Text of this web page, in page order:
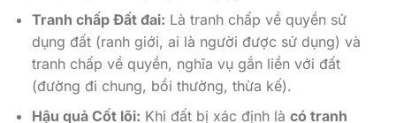
Tranh chấp Đất đai: Là tranh chấp về quyền sử
dụng đất (ranh giới, ai là người được sử dụng) và
tranh chấp về quyền, nghĩa vụ gắn liền với đất
(đường đi chung, bồi thường, thừa kế).
Hậu quả Cốt lõi: Khi đất bị xác định là có tranh